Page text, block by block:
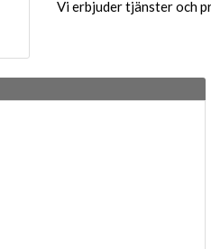
Vi erbjuder tjänster och